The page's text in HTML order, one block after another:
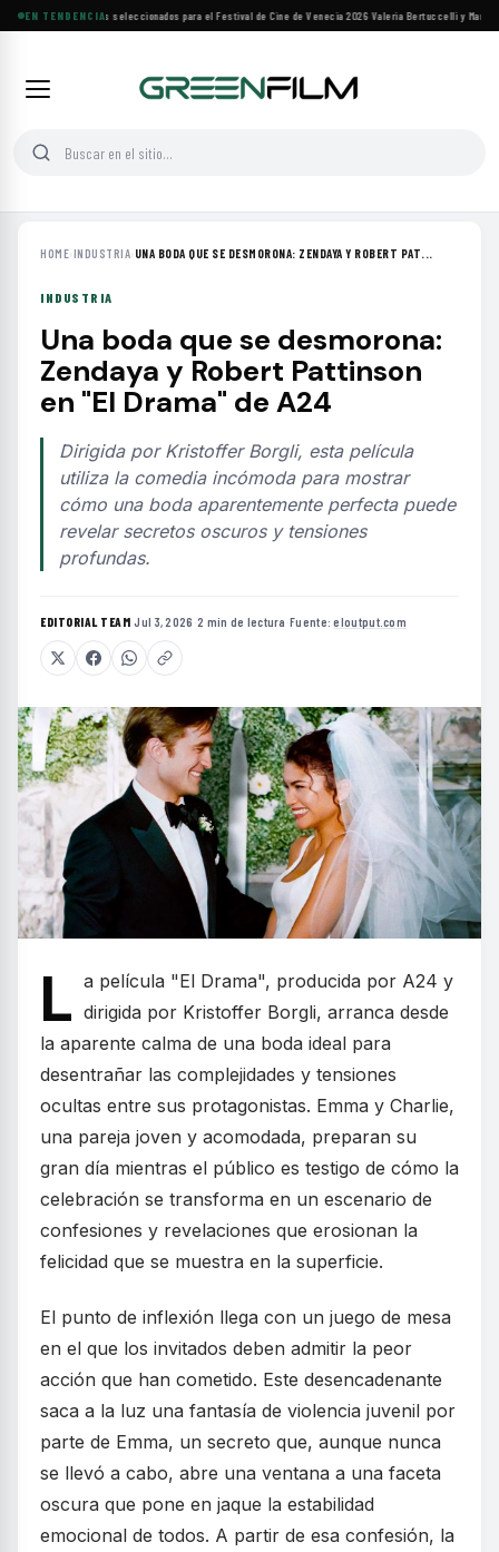
EN TENDENCIA
Siete filmes árabes seleccionados para el Festival de Cine de Venecia 2026·Valeria Bertuccelli y Martín
HOME›INDUSTRIA› UNA BODA QUE SE DESMORONA: ZENDAYA Y ROBERT PAT...
INDUSTRIA
Una boda que se desmorona:
Zendaya y Robert Pattinson
en "El Drama" de A24
Dirigida por Kristoffer Borgli, esta película
utiliza la comedia incómoda para mostrar
cómo una boda aparentemente perfecta puede
revelar secretos oscuros y tensiones
profundas.
EDITORIAL TEAM·Jul 3, 2026 ·2 min de lectura ·Fuente:eloutput.com
L a película "El Drama", producida por A24 y
dirigida por Kristoffer Borgli, arranca desde
la aparente calma de una boda ideal para
desentrañar las complejidades y tensiones
ocultas entre sus protagonistas. Emma y Charlie,
una pareja joven y acomodada, preparan su
gran día mientras el público es testigo de cómo la
celebración se transforma en un escenario de
confesiones y revelaciones que erosionan la
felicidad que se muestra en la superficie.
El punto de inflexión llega con un juego de mesa
en el que los invitados deben admitir la peor
acción que han cometido. Este desencadenante
saca a la luz una fantasía de violencia juvenil por
parte de Emma, un secreto que, aunque nunca
se llevó a cabo, abre una ventana a una faceta
oscura que pone en jaque la estabilidad
emocional de todos. A partir de esa confesión, la